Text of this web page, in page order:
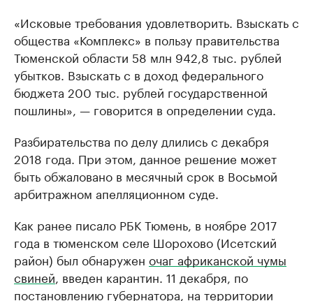
«Исковые требования удовлетворить. Взыскать с
общества «Комплекс» в пользу правительства
Тюменской области 58 млн 942,8 тыс. рублей
убытков. Взыскать с в доход федерального
бюджета 200 тыс. рублей государственной
пошлины», — говорится в определении суда.
Разбирательства по делу длились с декабря
2018 года. При этом, данное решение может
быть обжаловано в месячный срок в Восьмой
арбитражном апелляционном суде.
Как ранее писало РБК Тюмень, в ноябре 2017
года в тюменском селе Шорохово (Исетский
район) был обнаружен очаг африканской чумы
свиней , введен карантин. 11 декабря, по
постановлению губернатора, на территории